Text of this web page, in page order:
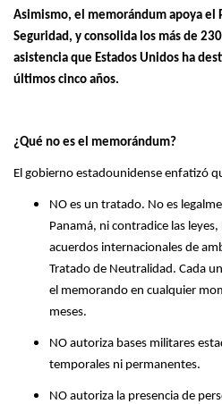
Asimismo, el memorándum apoya el
Seguridad, y consolida los más de
asistencia que Estados Unidos ha
últimos cinco años.
¿Qué no es el memorándum?
El gobierno estadounidense enfatizó
NO es un tratado. No es
Panamá, ni contradice las
acuerdos internacionales de
Tratado de Neutralidad. Cada
el memorando en cualquier
meses.
NO autoriza bases militares
temporales ni permanentes.
NO autoriza la presencia de